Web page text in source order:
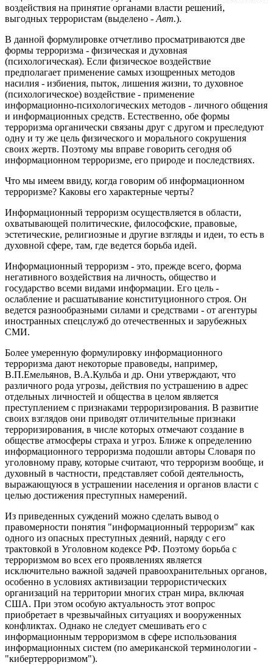
воздействия на принятие органами власти решений,
выгодных террористам (выделено - Авт.).
В данной формулировке отчетливо просматриваются две
формы терроризма - физическая и духовная
(психологическая). Если физическое воздействие
предполагает применение самых изощренных методов
насилия - избиения, пыток, лишения жизни, то духовное
(психологическое) воздействие - применение
информационно-психологических методов - личного общения
и информационных средств. Естественно, обе формы
терроризма органически связаны друг с другом и преследуют
одну и ту же цель физического и морального сокрушения
своих жертв. Поэтому мы вправе говорить сегодня об
информационном терроризме, его природе и последствиях.
Что мы имеем ввиду, когда говорим об информационном
терроризме? Каковы его характерные черты?
Информационный терроризм осуществляется в области,
охватывающей политические, философские, правовые,
эстетические, религиозные и другие взгляды и идеи, то есть в
духовной сфере, там, где ведется борьба идей.
Информационный терроризм - это, прежде всего, форма
негативного воздействия на личность, общество и
государство всеми видами информации. Его цель -
ослабление и расшатывание конституционного строя. Он
ведется разнообразными силами и средствами - от агентуры
иностранных спецслужб до отечественных и зарубежных
СМИ.
Более умеренную формулировку информационного
терроризма дают некоторые правоведы, например,
В.П.Емельянов, В.А.Кульба и др. Они утверждают, что
различного рода угрозы, действия по устрашению в адрес
отдельных личностей и общества в целом является
преступлением с признаками терроризирования. В развитие
своих взглядов они приводят отличительные признаки
терроризирования, в числе которых отмечают создание в
обществе атмосферы страха и угроз. Ближе к определению
информационного терроризма подошли авторы Словаря по
уголовному праву, которые считают, что терроризм вообще, и
духовный в частности, представляет собой деятельность,
выражающуюся в устрашении населения и органов власти с
целью достижения преступных намерений.
Из приведенных суждений можно сделать вывод о
правомерности понятия "информационный терроризм" как
одного из опасных преступных деяний, наряду с его
трактовкой в Уголовном кодексе РФ. Поэтому борьба с
терроризмом во всех его проявлениях является
исключительно важной задачей правоохранительных органов,
особенно в условиях активизации террористических
организаций на территории многих стран мира, включая
США. При этом особую актуальность этот вопрос
приобретает в чрезвычайных ситуациях и вооруженных
конфликтах. Однако не следует смешивать его с
информационным терроризмом в сфере использования
информационных систем (по американской терминологии -
"кибертерроризмом").